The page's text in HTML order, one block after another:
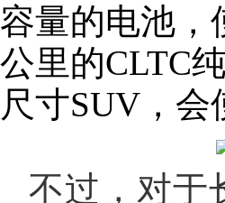
容量的电池，
公里的CLTC
尺寸SUV，
不过，对于